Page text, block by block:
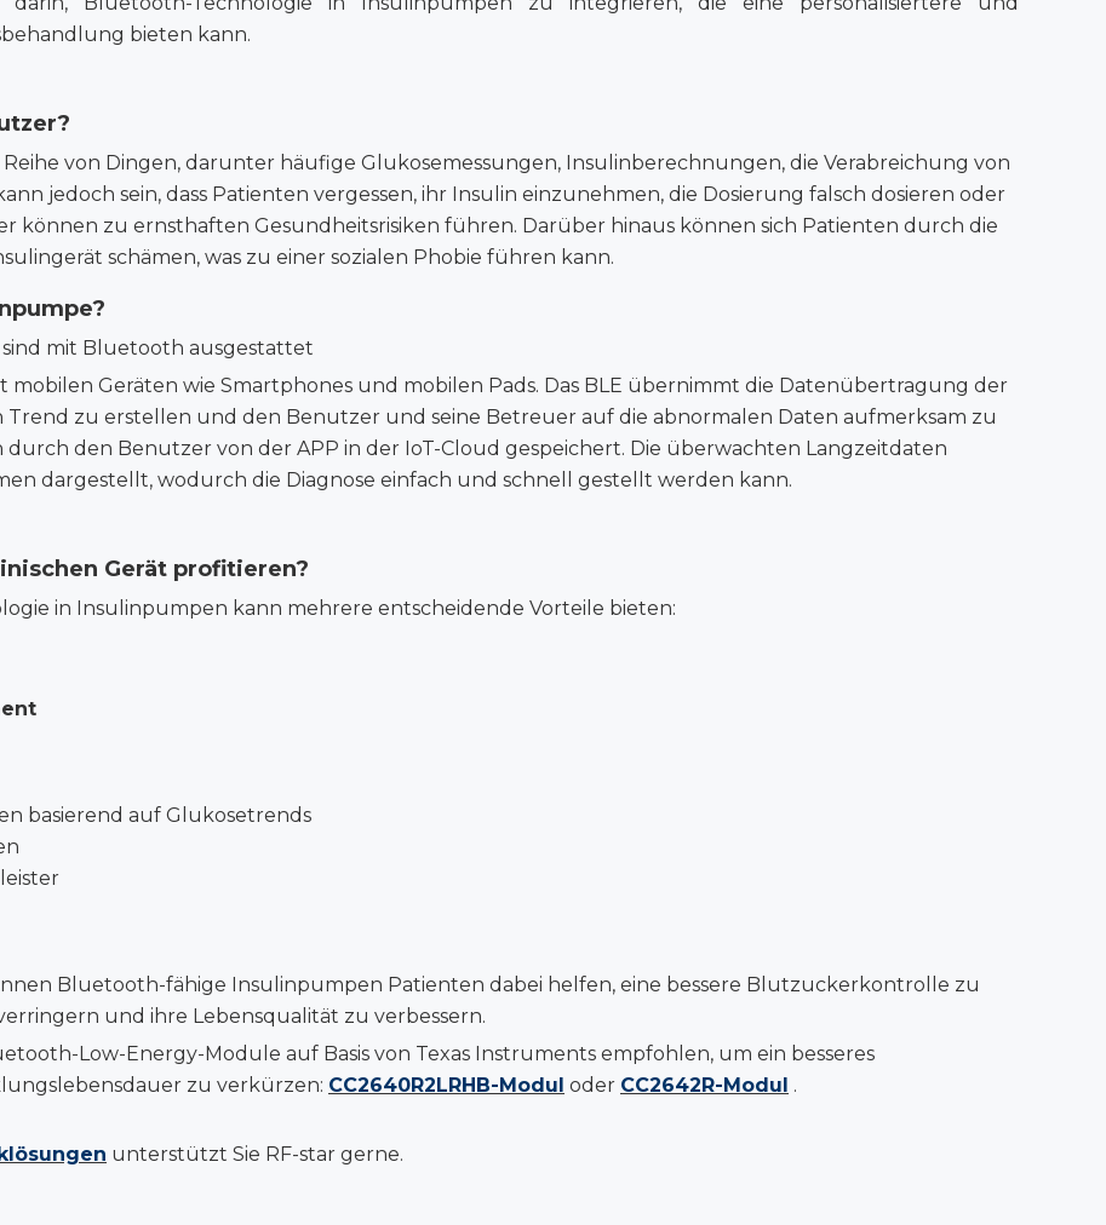
bieten kann.
von Dingen, darunter häufige Glukosemessungen, Insulinberechnungen, die Verabreichung von
jedoch sein, dass Patienten vergessen, ihr Insulin einzunehmen, die Dosierung falsch dosieren oder
können zu ernsthaften Gesundheitsrisiken führen. Darüber hinaus können sich Patienten durch die
schämen, was zu einer sozialen Phobie führen kann.
mit Bluetooth ausgestattet
Geräten wie Smartphones und mobilen Pads. Das BLE übernimmt die Datenübertragung der
Trend zu erstellen und den Benutzer und seine Betreuer auf die abnormalen Daten aufmerksam zu
den Benutzer von der APP in der IoT-Cloud gespeichert. Die überwachten Langzeitdaten
dargestellt, wodurch die Diagnose einfach und schnell gestellt werden kann.
Gerät profitieren?
in Insulinpumpen kann mehrere entscheidende Vorteile bieten:
basierend auf Glukosetrends
Bluetooth-fähige Insulinpumpen Patienten dabei helfen, eine bessere Blutzuckerkontrolle zu
und ihre Lebensqualität zu verbessern.
Low-Energy-Module auf Basis von Texas Instruments empfohlen, um ein besseres
zu verkürzen: CC2640R2LRHB-Modul oder CC2642R-Modul .
unterstützt Sie RF-star gerne.